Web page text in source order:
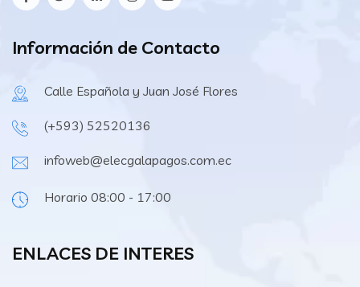
Información de Contacto
Calle Española y Juan José Flores
(+593) 52520136
infoweb@elecgalapagos.com.ec
Horario 08:00 - 17:00
ENLACES DE INTERES